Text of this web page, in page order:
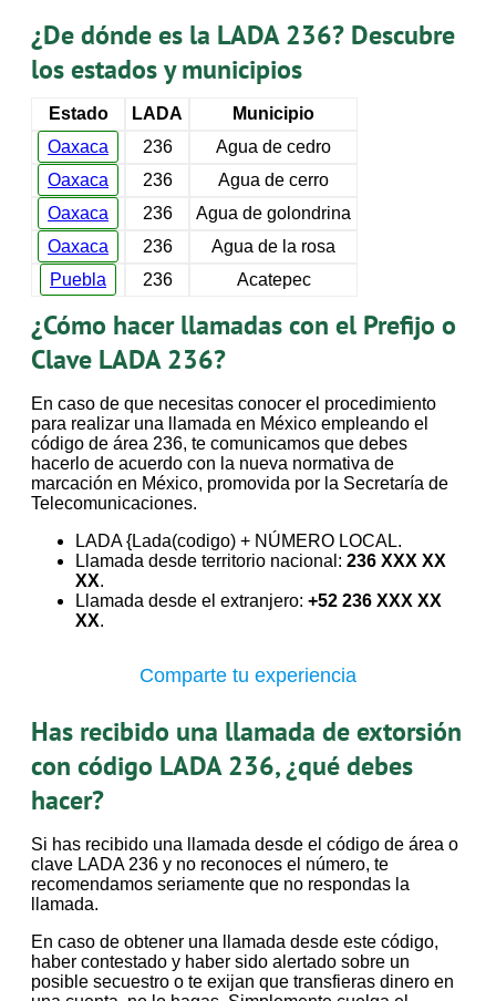
¿De dónde es la LADA 236? Descubre
los estados y municipios
Estado LADA
Municipio
Oaxaca
236
Agua de cedro
Oaxaca
236
Agua de cerro
Oaxaca
236
Agua de golondrina
Oaxaca
236
Agua de la rosa
Puebla
236 Acatepec
¿Cómo hacer llamadas con el Prefijo o
Clave LADA 236?
En caso de que necesitas conocer el procedimiento
para realizar una llamada en México empleando el
código de área 236, te comunicamos que debes
hacerlo de acuerdo con la nueva normativa de
marcación en México, promovida por la Secretaría de
Telecomunicaciones.
LADA {Lada(codigo) + NÚMERO LOCAL.
Llamada desde territorio nacional: 236 XXX XX
XX.
Llamada desde el extranjero: +52 236 XXX XX
XX.
Comparte tu experiencia
Has recibido una llamada de extorsión
con código LADA 236, ¿qué debes
hacer?
Si has recibido una llamada desde el código de área o
clave LADA 236 y no reconoces el número, te
recomendamos seriamente que no respondas la
llamada.
En caso de obtener una llamada desde este código,
haber contestado y haber sido alertado sobre un
posible secuestro o te exijan que transfieras dinero en